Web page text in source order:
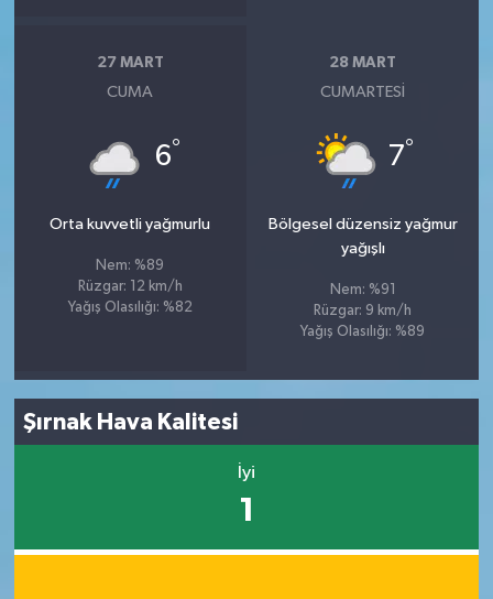
27 MART
CUMA
6°
Orta kuvvetli yağmurlu
Nem: %89
Rüzgar: 12 km/h
Yağış Olasılığı: %82
28 MART
CUMARTESI
7°
Bölgesel düzensiz yağmur
yağışlı
Nem: %91
Rüzgar: 9 km/h
Yağış Olasılığı: %89
Şırnak Hava Kalitesi
İyi
1